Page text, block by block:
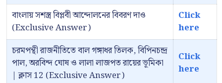
বাংলায় সশস্ত্র বিপ্লবী আন্দোলনের বিবরণ দাও
(Exclusive Answer)
Click
here
চরমপন্থী রাজনীতিতে বাল গঙ্গাধর তিলক, বিপিনচন্দ্র
পাল, অরবিন্দ ঘোষ ও লালা লাজপত রায়ের ভূমিকা
| ক্লাস 12 (Exclusive Answer)
Click
here